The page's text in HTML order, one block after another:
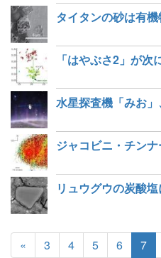
タイタンの砂は有
ジャコビニ・チン
« 3 4 5 6 7